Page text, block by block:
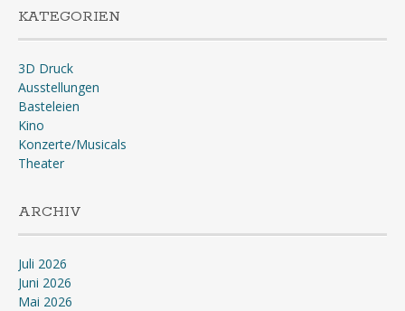
KATEGORIEN
3D Druck
Ausstellungen
Basteleien
Kino
Konzerte/Musicals
Theater
ARCHIV
Juli 2026
Juni 2026
Mai 2026